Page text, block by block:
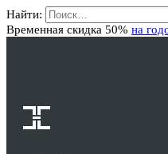
Найти:
Временная скидка 50% на